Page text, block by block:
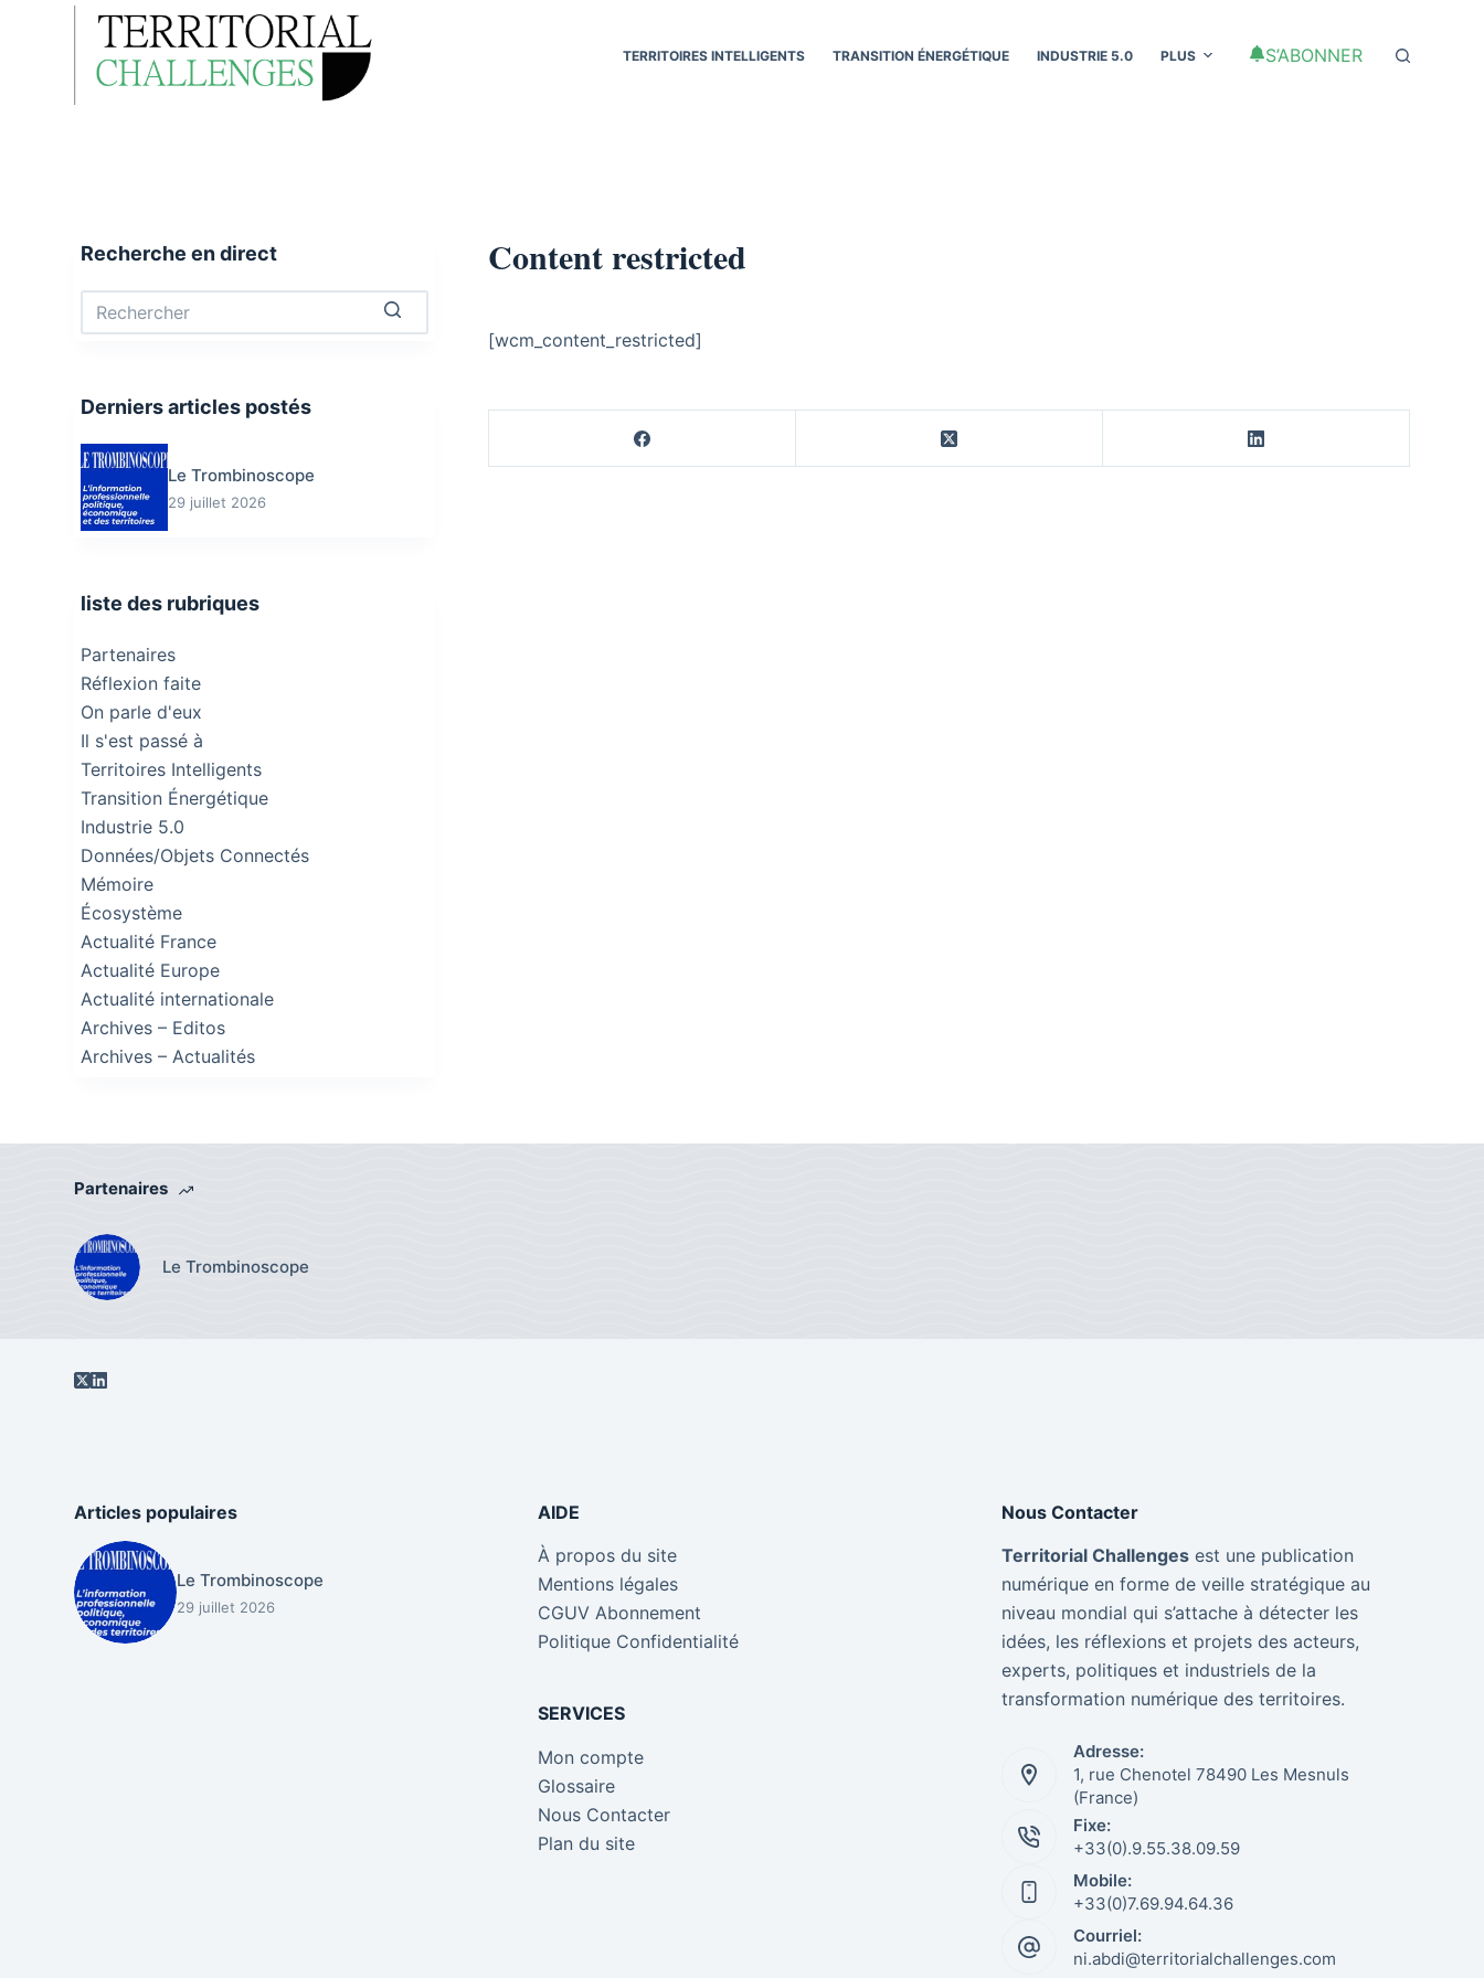
CONNEXION MON COMPTE
TERRITOIRES INTELLIGENTS TRANSITION ÉNERGÉTIQUE INDUSTRIE 5.0 PLUS S’ABONNER
Content restricted
[wcm_content_restricted]
Recherche en direct
Derniers articles postés
Le Trombinoscope
29 juillet 2026
liste des rubriques
Partenaires
Réflexion faite
On parle d'eux
Il s'est passé à
Territoires Intelligents
Transition Énergétique
Industrie 5.0
Données/Objets Connectés
Mémoire
Écosystème
Actualité France
Actualité Europe
Actualité internationale
Archives – Editos
Archives – Actualités
Partenaires
Le Trombinoscope
Articles populaires
Le Trombinoscope
29 juillet 2026
AIDE
À propos du site
Mentions légales
CGUV Abonnement
Politique Confidentialité
SERVICES
Mon compte
Glossaire
Nous Contacter
Plan du site
Nous Contacter
Territorial Challengesest une publication
numérique en forme de veille stratégique au
niveau mondial qui s’attache à détecter les
idées, les réflexions et projets des acteurs,
experts, politiques et industriels de la
transformation numérique des territoires.
Adresse:
1, rue Chenotel 78490 Les Mesnuls
(France)
Fixe:
+33(0).9.55.38.09.59
Mobile:
+33(0)7.69.94.64.36
Courriel:
ni.abdi@territorialchallenges.com
Português
Nederlands